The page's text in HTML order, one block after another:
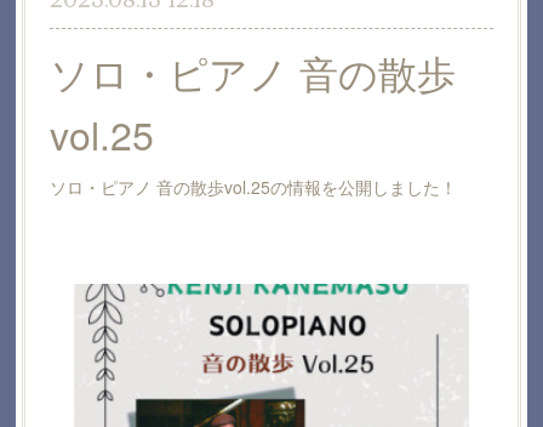
ソロ・ピアノ 音の散歩
vol.25
ソロ・ピアノ 音の散歩vol.25の情報を公開しました！